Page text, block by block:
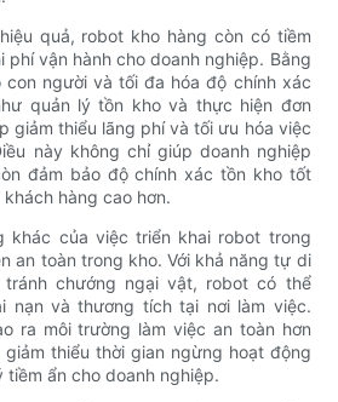
quả, robot kho hàng còn có tiềm
phí vận hành cho doanh nghiệp. Bằng
con người và tối đa hóa độ chính xác
quản lý tồn kho và thực hiện đơn
giảm thiểu lãng phí và tối ưu hóa việc
này không chỉ giúp doanh nghiệp
đảm bảo độ chính xác tồn kho tốt
hàng cao hơn.
khác của việc triển khai robot trong
an toàn trong kho. Với khả năng tự di
chướng ngại vật, robot có thể
nạn và thương tích tại nơi làm việc.
ra môi trường làm việc an toàn hơn
thiểu thời gian ngừng hoạt động
ẩn cho doanh nghiệp.